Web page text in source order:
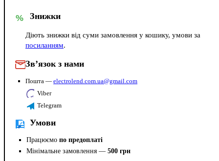
% Знижки
Діють знижки від суми замовлення у кошику, умови за
посиланням.
Зв’язок з нами
Пошта — electrolend.com.ua@gmail.com
Viber
Telegram
Умови
Працюємо по предоплаті
Мінімальне замовлення — 500 грн